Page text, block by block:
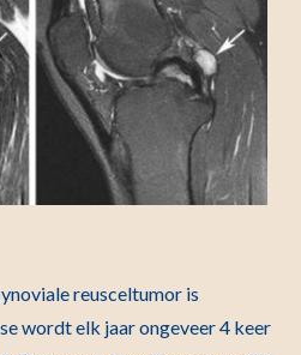
reusceltumor is
wordt elk jaar ongeveer 4 keer